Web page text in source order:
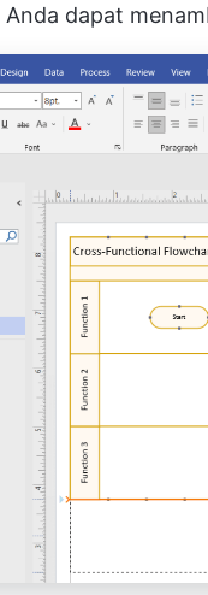
Anda dapat